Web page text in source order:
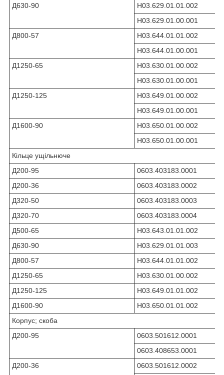
Д630-90
Н03.629.01.01.002
Н03.629.01.00.001
Д800-57
Н03.644.01.01.002
Н03.644.01.00.001
Д1250-65
Н03.630.01.00.002
Н03.630.01.00.001
Д1250-125
Н03.649.01.00.002
Н03.649.01.00.001
Д1600-90
Н03.650.01.00.002
Н03.650.01.00.001
Кільце ущільнюче
Д200-95
0603.403183.0001
Д200-36
0603.403183.0002
Д320-50
0603.403183.0003
Д320-70
0603.403183.0004
Д500-65
Н03.643.01.01.002
Д630-90
Н03.629.01.01.003
Д800-57
Н03.644.01.01.002
Д1250-65
Н03.630.01.00.002
Д1250-125
Н03.649.01.01.002
Д1600-90
Н03.650.01.01.002
Корпус; скоба
Д200-95
0603.501612.0001
0603.408653.0001
Д200-36
0603.501612.0002